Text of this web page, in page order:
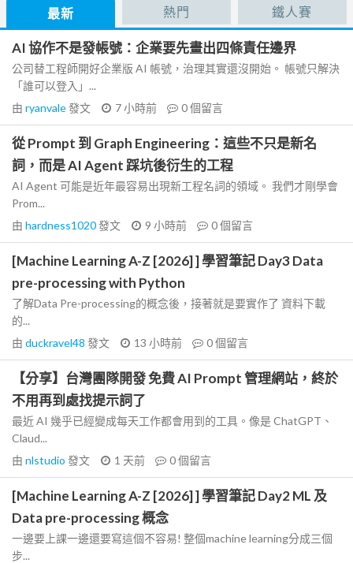
最新 熱門 鐵人賽
AI 協作不是發帳號：企業要先畫出四條責任邊界
公司替工程師開好企業版 AI 帳號，治理其實還沒開始。 帳號只解決
「誰可以登入」...
由 ryanvale發文 7 小時前 0個留言
從 Prompt 到 Graph Engineering：這些不只是新名
詞，而是 AI Agent 踩坑後衍生的工程
AI Agent 可能是近年最容易出現新工程名詞的領域。 我們才剛學會
Prom...
由 hardness1020發文 9 小時前 0個留言
[Machine Learning A-Z [2026] ] 學習筆記 Day3 Data
pre-processing with Python
了解Data Pre-processing的概念後，接著就是要實作了 資料下載
的...
由 duckravel48 發文 13 小時前 0個留言
【分享】台灣團隊開發 免費 AI Prompt 管理網站，終於
不用再到處找提示詞了
最近 AI 幾乎已經變成每天工作都會用到的工具。像是 ChatGPT、
Claud...
由 nlstudio 發文 1 天前 0個留言
[Machine Learning A-Z [2026] ] 學習筆記 Day2 ML 及
Data pre-processing 概念
一邊要上課一邊還要寫這個不容易! 整個machine learning分成三個
步...